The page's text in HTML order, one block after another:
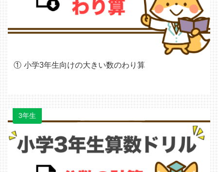
小学3年生向けの大きい数のわり算
3年生